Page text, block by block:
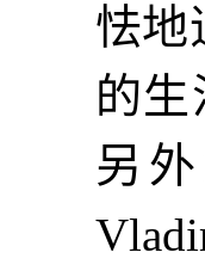
怯地
的
另